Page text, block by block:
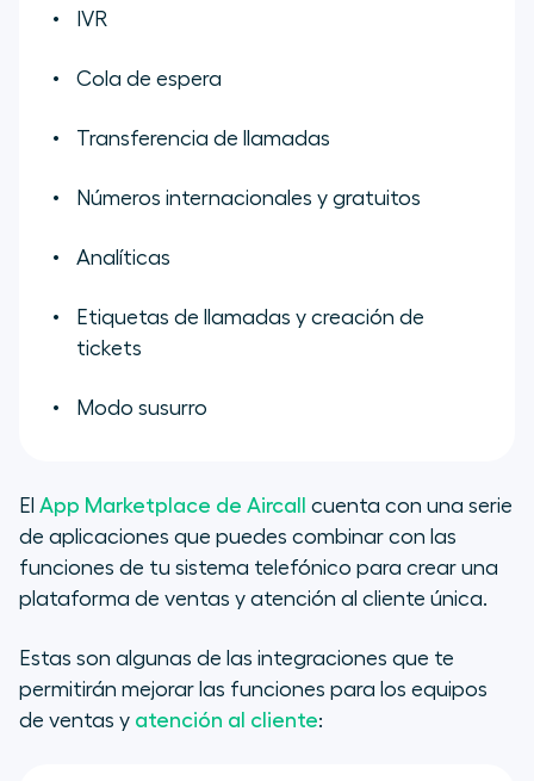
IVR
Cola de espera
Transferencia de llamadas
Números internacionales y gratuitos
Analíticas
Etiquetas de llamadas y creación de
tickets
Modo susurro
El App Marketplace de Aircall
cuenta con una serie
de aplicaciones que puedes combinar con las
funciones de tu sistema telefónico para crear una
plataforma de ventas y atención al cliente única.
Estas son algunas de las integraciones que te
permitirán mejorar las funciones para los equipos
de ventas y atención al cliente: